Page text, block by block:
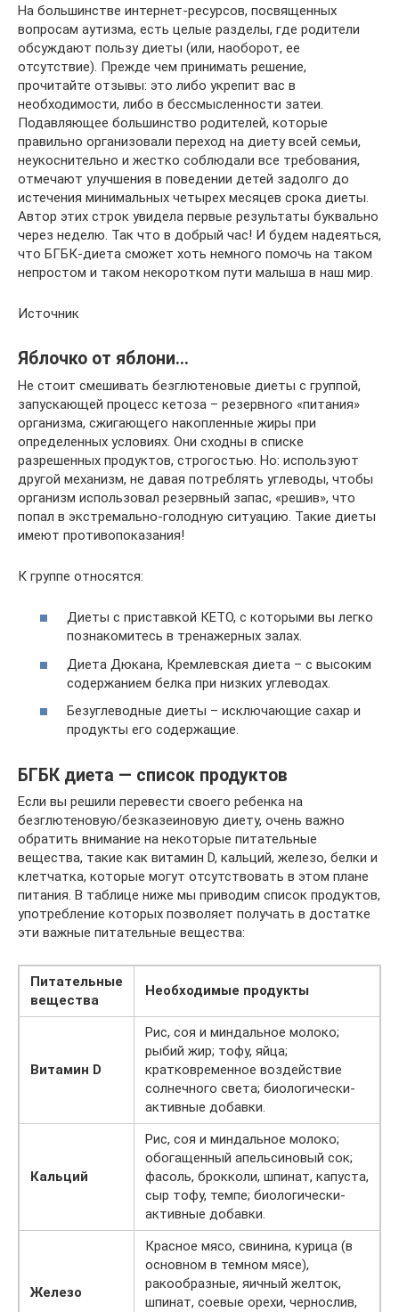
На большинстве интернет-ресурсов, посвященных
вопросам аутизма, есть целые разделы, где родители
обсуждают пользу диеты (или, наоборот, ее
отсутствие). Прежде чем принимать решение,
прочитайте отзывы: это либо укрепит вас в
необходимости, либо в бессмысленности затеи.
Подавляющее большинство родителей, которые
правильно организовали переход на диету всей семьи,
неукоснительно и жестко соблюдали все требования,
отмечают улучшения в поведении детей задолго до
истечения минимальных четырех месяцев срока диеты.
Автор этих строк увидела первые результаты буквально
через неделю. Так что в добрый час! И будем надеяться,
что БГБК-диета сможет хоть немного помочь на таком
непростом и таком некоротком пути малыша в наш мир.
Источник
Яблочко от яблони…
Не стоит смешивать безглютеновые диеты с группой,
запускающей процесс кетоза – резервного «питания»
организма, сжигающего накопленные жиры при
определенных условиях. Они сходны в списке
разрешенных продуктов, строгостью. Но: используют
другой механизм, не давая потреблять углеводы, чтобы
организм использовал резервный запас, «решив», что
попал в экстремально-голодную ситуацию. Такие диеты
имеют противопоказания!
К группе относятся:
Диеты с приставкой КЕТО, с которыми вы легко
познакомитесь в тренажерных залах.
Диета Дюкана, Кремлевская диета – с высоким
содержанием белка при низких углеводах.
Безуглеводные диеты – исключающие сахар и
продукты его содержащие.
БГБК диета — список продуктов
Если вы решили перевести своего ребенка на
безглютеновую/безказеиновую диету, очень важно
обратить внимание на некоторые питательные
вещества, такие как витамин D, кальций, железо, белки и
клетчатка, которые могут отсутствовать в этом плане
питания. В таблице ниже мы приводим список продуктов,
употребление которых позволяет получать в достатке
эти важные питательные вещества:
Питательные
вещества
Необходимые продукты
Витамин D
Рис, соя и миндальное молоко;
рыбий жир; тофу, яйца;
кратковременное воздействие
солнечного света; биологически-
активные добавки.
Кальций
Рис, соя и миндальное молоко;
обогащенный апельсиновый сок;
фасоль, брокколи, шпинат, капуста,
сыр тофу, темпе; биологически-
активные добавки.
Железо
Красное мясо, свинина, курица (в
основном в темном мясе),
ракообразные, яичный желток,
шпинат, соевые орехи, чернослив,